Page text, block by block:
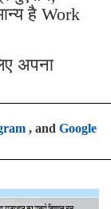
है Work
अपना
, and Google